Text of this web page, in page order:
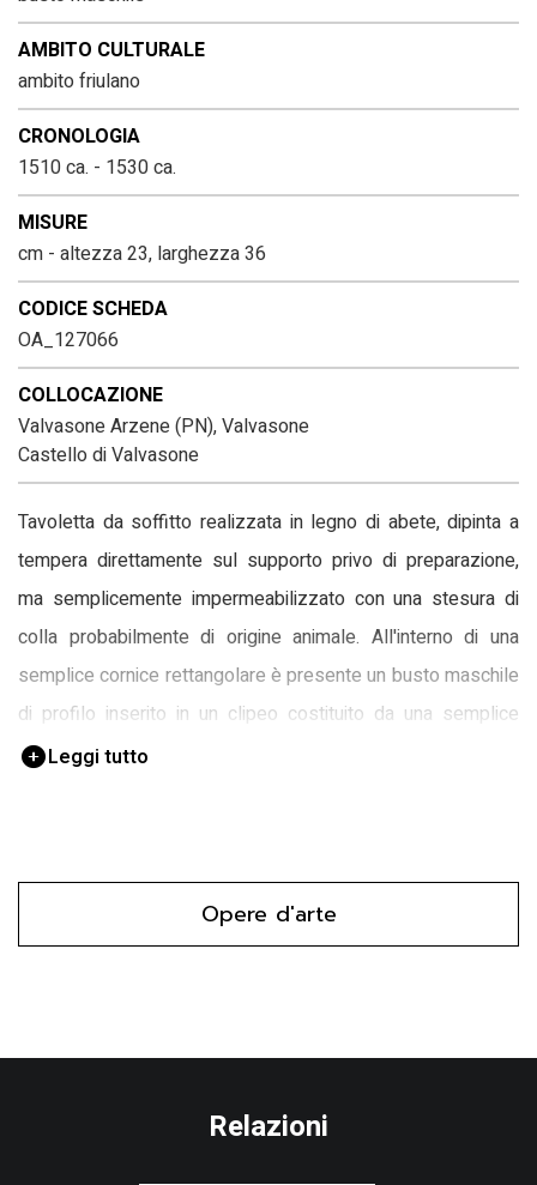
AMBITO CULTURALE
ambito friulano
CRONOLOGIA
1510 ca. - 1530 ca.
MISURE
cm - altezza 23, larghezza 36
CODICE SCHEDA
OA_127066
COLLOCAZIONE
Valvasone Arzene (PN), Valvasone
Castello di Valvasone
Tavoletta da soffitto realizzata in legno di abete, dipinta a
tempera direttamente sul supporto privo di preparazione,
ma semplicemente impermeabilizzato con una stesura di
colla probabilmente di origine animale. All'interno di una
semplice cornice rettangolare è presente un busto maschile
di profilo inserito in un clipeo costituito da una semplice
circonferenza.
Leggi tutto
Opere d'arte
Relazioni